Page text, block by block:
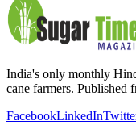
India's only monthly
cane farmers. Published
FacebookLinkedIn